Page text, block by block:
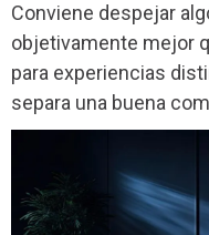
Conviene despejar
objetivamente mejor
para experiencias
separa una buena